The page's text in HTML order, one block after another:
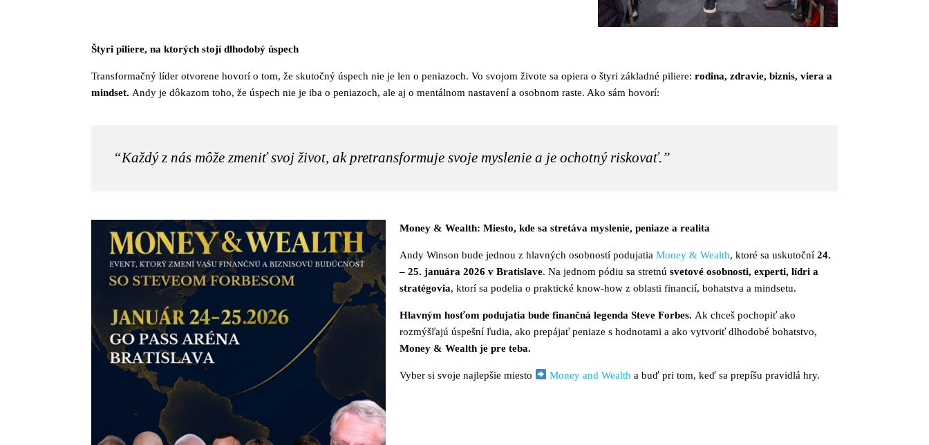
Štyri piliere, na ktorých stojí dlhodobý úspech
Transformačný líder otvorene hovorí o tom, že skutočný úspech nie je len o peniazoch. Vo svojom živote sa opiera o štyri základné piliere: rodina, zdravie, biznis, viera a
mindset. Andy je dôkazom toho, že úspech nie je iba o peniazoch, ale aj o mentálnom nastavení a osobnom raste. Ako sám hovorí:
“Každý z nás môže zmeniť svoj život, ak pretransformuje svoje myslenie a je ochotný riskovať.”
Money & Wealth: Miesto, kde sa stretáva myslenie, peniaze a realita
Andy Winson bude jednou z hlavných osobností podujatia Money & Wealth, ktoré sa uskutoční 24.
– 25. januára 2026 v Bratislave. Na jednom pódiu sa stretnú svetové osobnosti, experti, lídri a
stratégovia, ktorí sa podelia o praktické know-how z oblasti financií, bohatstva a mindsetu.
Hlavným hosťom podujatia bude finančná legenda Steve Forbes. Ak chceš pochopiť ako
rozmýšľajú úspešní ľudia, ako prepájať peniaze s hodnotami a ako vytvoriť dlhodobé bohatstvo,
Money & Wealth je pre teba.
Vyber si svoje najlepšie miesto Money and Wealth a buď pri tom, keď sa prepíšu pravidlá hry.